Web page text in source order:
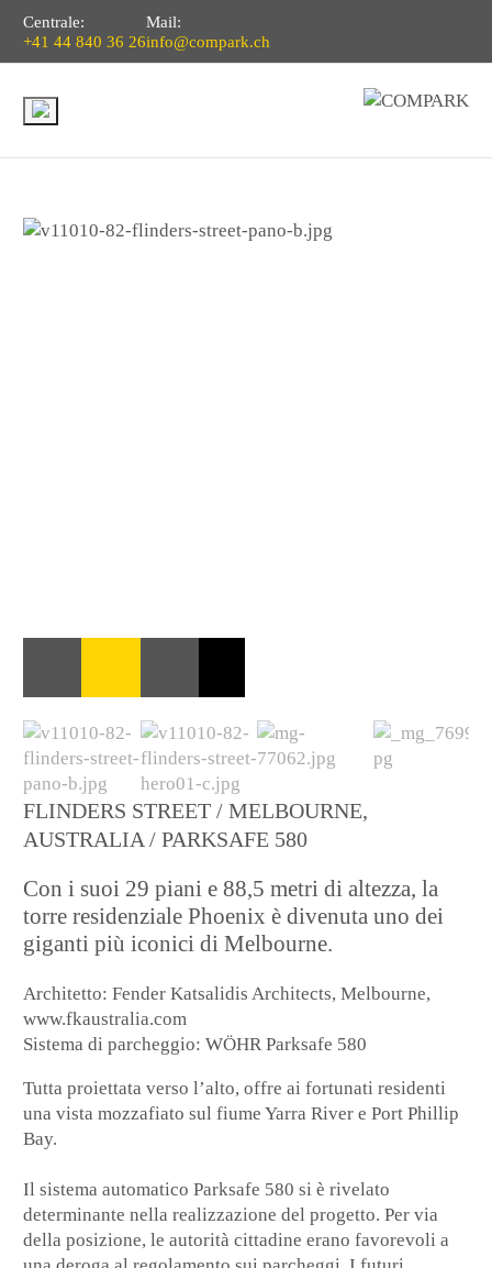
Centrale:
+41 44 840 36 26
Mail:
info@compark.ch
FLINDERS STREET / MELBOURNE,
AUSTRALIA / PARKSAFE 580
Con i suoi 29 piani e 88,5 metri di altezza, la
torre residenziale Phoenix è divenuta uno dei
giganti più iconici di Melbourne.
Architetto: Fender Katsalidis Architects, Melbourne,
www.fkaustralia.com
Sistema di parcheggio: WÖHR Parksafe 580
Tutta proiettata verso l’alto, offre ai fortunati residenti
una vista mozzafiato sul fiume Yarra River e Port Phillip
Bay.
Il sistema automatico Parksafe 580 si è rivelato
determinante nella realizzazione del progetto. Per via
della posizione, le autorità cittadine erano favorevoli a